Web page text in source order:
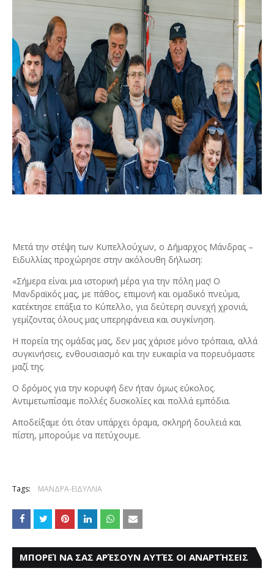
Μετά την στέψη των Κυπελλούχων, ο Δήμαρχος Μάνδρας –
Ειδυλλίας προχώρησε στην ακόλουθη δήλωση:
«Σήμερα είναι μια ιστορική μέρα για την πόλη μας! Ο
Μανδραϊκός μας, με πάθος, επιμονή και ομαδικό πνεύμα,
κατέκτησε επάξια το Κύπελλο, για δεύτερη συνεχή χρονιά,
γεμίζοντας όλους μας υπερηφάνεια και συγκίνηση.
Η πορεία της ομάδας μας, δεν μας χάρισε μόνο τρόπαια, αλλά
συγκινήσεις, ενθουσιασμό και την ευκαιρία να πορευόμαστε
μαζί της.
Ο δρόμος για την κορυφή δεν ήταν όμως εύκολος.
Αντιμετωπίσαμε πολλές δυσκολίες και πολλά εμπόδια.
Αποδείξαμε ότι όταν υπάρχει όραμα, σκληρή δουλειά και
πίστη, μπορούμε να πετύχουμε.
Tags: ΜΑΝΔΡΑ-ΕΙΔΥΛΛΙΑ
ΜΠΟΡΕΊ ΝΑ ΣΑΣ ΑΡΈΣΟΥΝ ΑΥΤΈΣ ΟΙ ΑΝΑΡΤΉΣΕΙΣ